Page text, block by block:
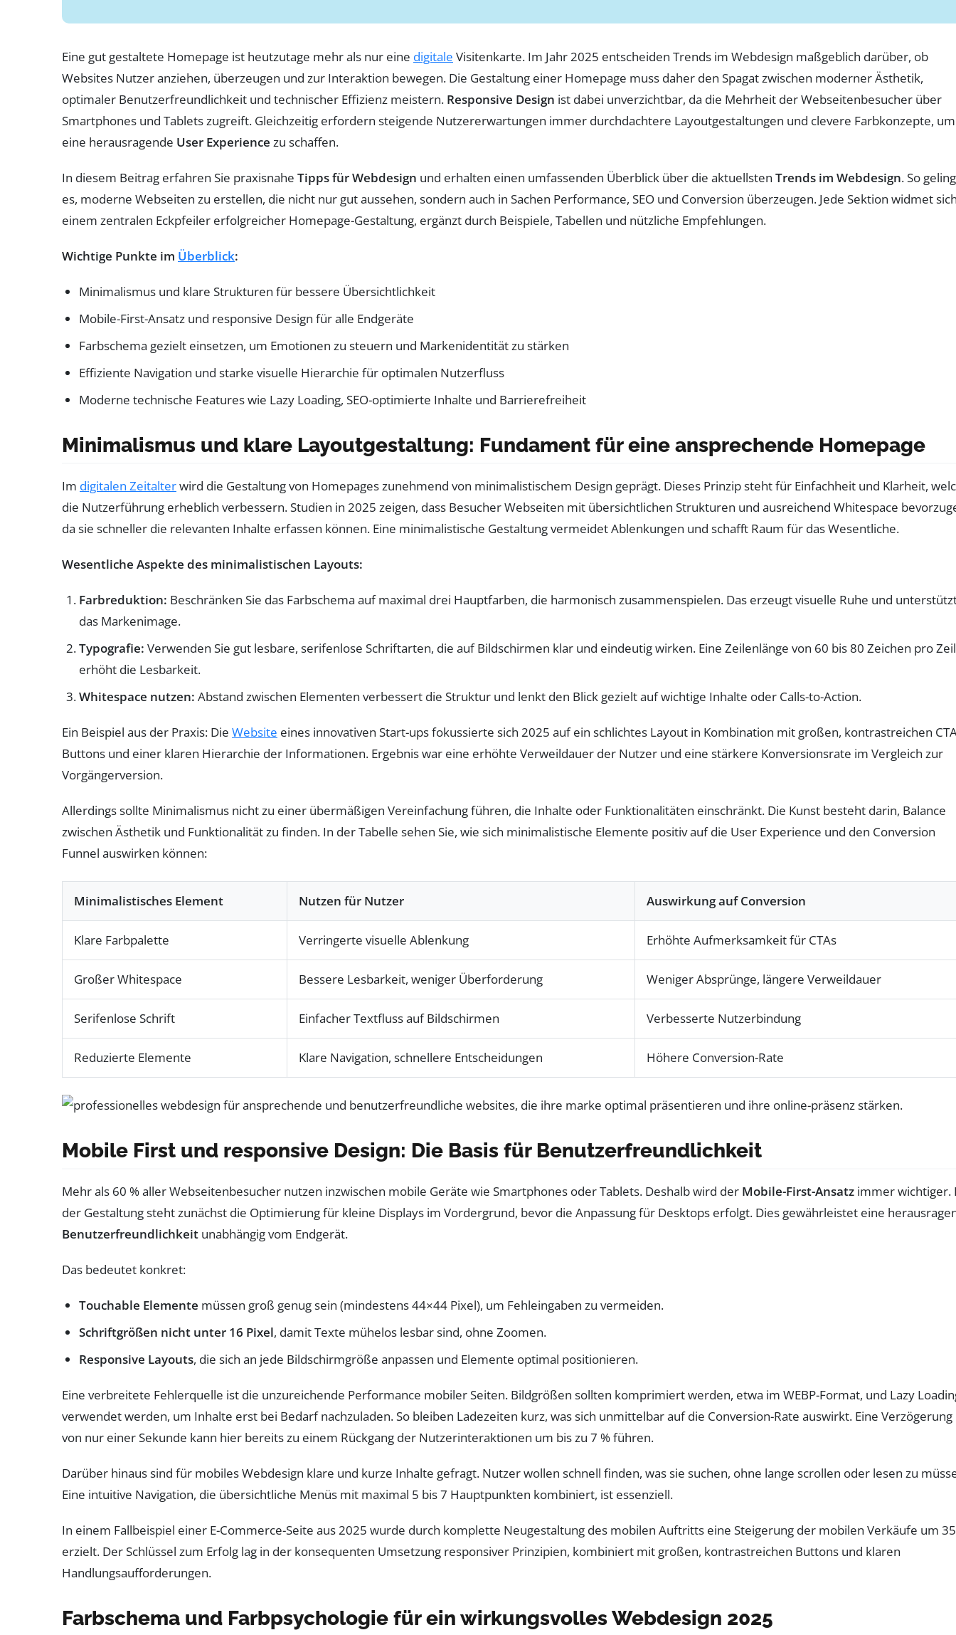
Eine gut gestaltete Homepage ist heutzutage mehr als nur eine digitale Visitenkarte. Im Jahr 2025 entscheiden Trends im Webdesign maßgeblich darüber, ob
Websites Nutzer anziehen, überzeugen und zur Interaktion bewegen. Die Gestaltung einer Homepage muss daher den Spagat zwischen moderner Ästhetik,
optimaler Benutzerfreundlichkeit und technischer Effizienz meistern. Responsive Design ist dabei unverzichtbar, da die Mehrheit der Webseitenbesucher über
Smartphones und Tablets zugreift. Gleichzeitig erfordern steigende Nutzererwartungen immer durchdachtere Layoutgestaltungen und clevere Farbkonzepte, um
eine herausragende User Experience zu schaffen.
In diesem Beitrag erfahren Sie praxisnahe Tipps für Webdesign und erhalten einen umfassenden Überblick über die aktuellsten Trends im Webdesign. So
es, moderne Webseiten zu erstellen, die nicht nur gut aussehen, sondern auch in Sachen Performance, SEO und Conversion überzeugen. Jede Sektion widmet
einem zentralen Eckpfeiler erfolgreicher Homepage-Gestaltung, ergänzt durch Beispiele, Tabellen und nützliche Empfehlungen.
Wichtige Punkte im Überblick:
Minimalismus und klare Strukturen für bessere Übersichtlichkeit
Mobile-First-Ansatz und responsive Design für alle Endgeräte
Farbschema gezielt einsetzen, um Emotionen zu steuern und Markenidentität zu stärken
Effiziente Navigation und starke visuelle Hierarchie für optimalen Nutzerfluss
Moderne technische Features wie Lazy Loading, SEO-optimierte Inhalte und Barrierefreiheit
Minimalismus und klare Layoutgestaltung: Fundament für eine ansprechende Homepage
Im digitalen Zeitalterwird die Gestaltung von Homepages zunehmend von minimalistischem Design geprägt. Dieses Prinzip steht für Einfachheit und Klarheit,
die Nutzerführung erheblich verbessern. Studien in 2025 zeigen, dass Besucher Webseiten mit übersichtlichen Strukturen und ausreichend Whitespace
da sie schneller die relevanten Inhalte erfassen können. Eine minimalistische Gestaltung vermeidet Ablenkungen und schafft Raum für das Wesentliche.
Wesentliche Aspekte des minimalistischen Layouts:
Farbreduktion: Beschränken Sie das Farbschema auf maximal drei Hauptfarben, die harmonisch zusammenspielen. Das erzeugt visuelle Ruhe und
das Markenimage.
Typografie: Verwenden Sie gut lesbare, serifenlose Schriftarten, die auf Bildschirmen klar und eindeutig wirken. Eine Zeilenlänge von 60 bis 80 Zeichen pro
erhöht die Lesbarkeit.
Whitespace nutzen: Abstand zwischen Elementen verbessert die Struktur und lenkt den Blick gezielt auf wichtige Inhalte oder Calls-to-Action.
Ein Beispiel aus der Praxis: Die Website eines innovativen Start-ups fokussierte sich 2025 auf ein schlichtes Layout in Kombination mit großen, kontrastreichen
Buttons und einer klaren Hierarchie der Informationen. Ergebnis war eine erhöhte Verweildauer der Nutzer und eine stärkere Konversionsrate im Vergleich zur
Vorgängerversion.
Allerdings sollte Minimalismus nicht zu einer übermäßigen Vereinfachung führen, die Inhalte oder Funktionalitäten einschränkt. Die Kunst besteht darin, Balance
zwischen Ästhetik und Funktionalität zu finden. In der Tabelle sehen Sie, wie sich minimalistische Elemente positiv auf die User Experience und den Conversion
Funnel auswirken können:
Minimalistisches Element Nutzen für Nutzer Auswirkung auf Conversion
Klare Farbpalette Verringerte visuelle Ablenkung Erhöhte Aufmerksamkeit für CTAs
Großer Whitespace Bessere Lesbarkeit, weniger Überforderung Weniger Absprünge, längere Verweildauer
Serifenlose Schrift Einfacher Textfluss auf Bildschirmen Verbesserte Nutzerbindung
Reduzierte Elemente Klare Navigation, schnellere Entscheidungen Höhere Conversion-Rate
Mobile First und responsive Design: Die Basis für Benutzerfreundlichkeit
Mehr als 60 % aller Webseitenbesucher nutzen inzwischen mobile Geräte wie Smartphones oder Tablets. Deshalb wird der Mobile-First-Ansatz immer wichtiger.
der Gestaltung steht zunächst die Optimierung für kleine Displays im Vordergrund, bevor die Anpassung für Desktops erfolgt. Dies gewährleistet eine
Benutzerfreundlichkeit unabhängig vom Endgerät.
Das bedeutet konkret:
Touchable Elemente müssen groß genug sein (mindestens 44×44 Pixel), um Fehleingaben zu vermeiden.
Schriftgrößen nicht unter 16 Pixel, damit Texte mühelos lesbar sind, ohne Zoomen.
Responsive Layouts, die sich an jede Bildschirmgröße anpassen und Elemente optimal positionieren.
Eine verbreitete Fehlerquelle ist die unzureichende Performance mobiler Seiten. Bildgrößen sollten komprimiert werden, etwa im WEBP-Format, und Lazy
verwendet werden, um Inhalte erst bei Bedarf nachzuladen. So bleiben Ladezeiten kurz, was sich unmittelbar auf die Conversion-Rate auswirkt. Eine Verzögerung
von nur einer Sekunde kann hier bereits zu einem Rückgang der Nutzerinteraktionen um bis zu 7 % führen.
Darüber hinaus sind für mobiles Webdesign klare und kurze Inhalte gefragt. Nutzer wollen schnell finden, was sie suchen, ohne lange scrollen oder lesen zu
Eine intuitive Navigation, die übersichtliche Menüs mit maximal 5 bis 7 Hauptpunkten kombiniert, ist essenziell.
In einem Fallbeispiel einer E-Commerce-Seite aus 2025 wurde durch komplette Neugestaltung des mobilen Auftritts eine Steigerung der mobilen Verkäufe um
erzielt. Der Schlüssel zum Erfolg lag in der konsequenten Umsetzung responsiver Prinzipien, kombiniert mit großen, kontrastreichen Buttons und klaren
Handlungsaufforderungen.
Farbschema und Farbpsychologie für ein wirkungsvolles Webdesign 2025